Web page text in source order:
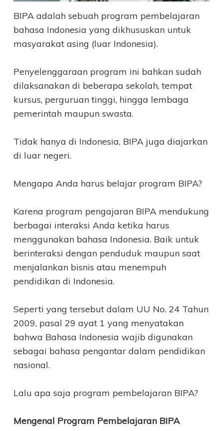
BIPA adalah sebuah program pembelajaran
bahasa Indonesia yang dikhususkan untuk
masyarakat asing (luar Indonesia).
Penyelenggaraan program ini bahkan sudah
dilaksanakan di beberapa sekolah, tempat
kursus, perguruan tinggi, hingga lembaga
pemerintah maupun swasta.
Tidak hanya di Indonesia, BIPA juga diajarkan
di luar negeri.
Mengapa Anda harus belajar program BIPA?
Karena program pengajaran BIPA mendukung
berbagai interaksi Anda ketika harus
menggunakan bahasa Indonesia. Baik untuk
berinteraksi dengan penduduk maupun saat
menjalankan bisnis atau menempuh
pendidikan di Indonesia.
Seperti yang tersebut dalam UU No. 24 Tahun
2009, pasal 29 ayat 1 yang menyatakan
bahwa Bahasa Indonesia wajib digunakan
sebagai bahasa pengantar dalam pendidikan
nasional.
Lalu apa saja program pembelajaran BIPA?
Mengenal Program Pembelajaran BIPA